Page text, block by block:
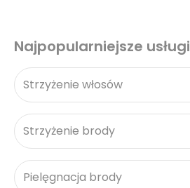
Najpopularniejsze usługi
Strzyżenie włosów
Strzyżenie brody
Pielęgnacja brody